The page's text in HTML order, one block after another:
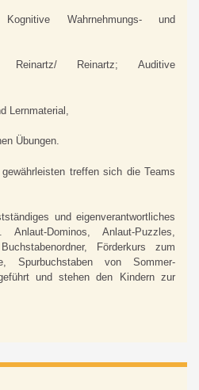
Wahrnehmungs- und
Reinartz; Auditive
Lernmaterial,
Übungen.
treffen sich die Teams
und eigenverantwortliches
Dominos, Anlaut-Puzzles,
Förderkurs zum
Spurbuchstaben von Sommer-
und stehen den Kindern zur